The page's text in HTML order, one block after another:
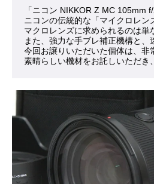
「ニコン NIKKOR Z MC 105mm
ニコンの伝統的な「マイクロレ
マクロレンズに求められるのは
また、強力な手ブレ補正機構と
今回お譲りいただいた個体は、
素晴らしい機材をお託しいただき